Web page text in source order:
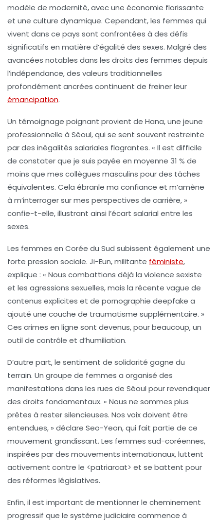
modèle de modernité, avec une économie florissante
et une culture dynamique. Cependant, les femmes qui
vivent dans ce pays sont confrontées à des défis
significatifs en matière d’égalité des sexes. Malgré des
avancées notables dans les droits des femmes depuis
l’indépendance, des valeurs traditionnelles
profondément ancrées continuent de freiner leur
émancipation.
Un témoignage poignant provient de Hana, une jeune
professionnelle à Séoul, qui se sent souvent restreinte
par des inégalités salariales flagrantes. « Il est difficile
de constater que je suis payée en moyenne 31 % de
moins que mes collègues masculins pour des tâches
équivalentes. Cela ébranle ma confiance et m’amène
à m’interroger sur mes perspectives de carrière, »
confie-t-elle, illustrant ainsi l’écart salarial entre les
sexes.
Les femmes en Corée du Sud subissent également une
forte pression sociale. Ji-Eun, militante féministe,
explique : « Nous combattions déjà la violence sexiste
et les agressions sexuelles, mais la récente vague de
contenus explicites et de pornographie deepfake a
ajouté une couche de traumatisme supplémentaire. »
Ces crimes en ligne sont devenus, pour beaucoup, un
outil de contrôle et d’humiliation.
D’autre part, le sentiment de solidarité gagne du
terrain. Un groupe de femmes a organisé des
manifestations dans les rues de Séoul pour revendiquer
des droits fondamentaux. « Nous ne sommes plus
prêtes à rester silencieuses. Nos voix doivent être
entendues, » déclare Seo-Yeon, qui fait partie de ce
mouvement grandissant. Les femmes sud-coréennes,
inspirées par des mouvements internationaux, luttent
activement contre le <patriarcat> et se battent pour
des réformes législatives.
Enfin, il est important de mentionner le cheminement
progressif que le système judiciaire commence à